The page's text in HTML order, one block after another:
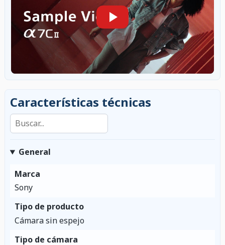
Características técnicas
Buscar en las características
General
Marca
Sony
Tipo de producto
Cámara sin espejo
Tipo de cámara